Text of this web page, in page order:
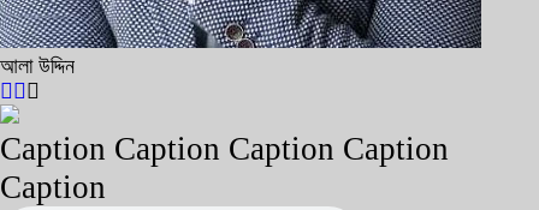
আলা উদ্দিন
Caption Caption Caption Caption
Caption